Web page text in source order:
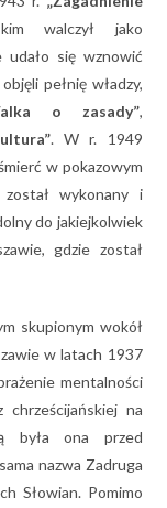
walczył jako
się wznowić
pełnię władzy,
o zasady”,
. W r. 1949
w pokazowym
wykonany i
do jakiejkolwiek
gdzie został
skupionym wokół
w latach 1937
mentalności
chrześcijańskiej na
była ona przed
nazwa Zadruga
Słowian. Pomimo